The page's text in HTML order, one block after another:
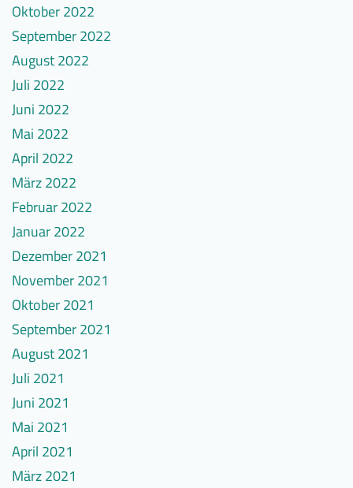
Oktober 2022
September 2022
August 2022
Juli 2022
Juni 2022
Mai 2022
April 2022
März 2022
Februar 2022
Januar 2022
Dezember 2021
November 2021
Oktober 2021
September 2021
August 2021
Juli 2021
Juni 2021
Mai 2021
April 2021
März 2021